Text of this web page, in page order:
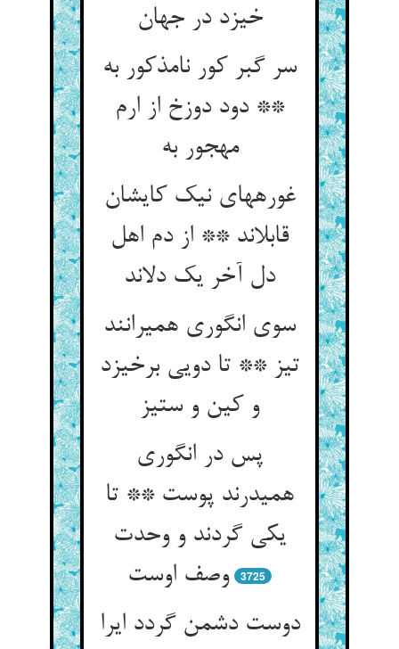
خیزد در جهان‏
سر گبر کور نامذکور به
** دود دوزخ از ارم
مهجور به‏
غوره‏های نیک کایشان
قابل‏اند ** از دم اهل
دل آخر یک دل‏اند
سوی انگوری همی‏رانند
تیز ** تا دویی برخیزد
و کین و ستیز
پس در انگوری
همی‏درند پوست ** تا
یکی گردند و وحدت
وصف اوست‏
3725
دوست دشمن گردد ایرا